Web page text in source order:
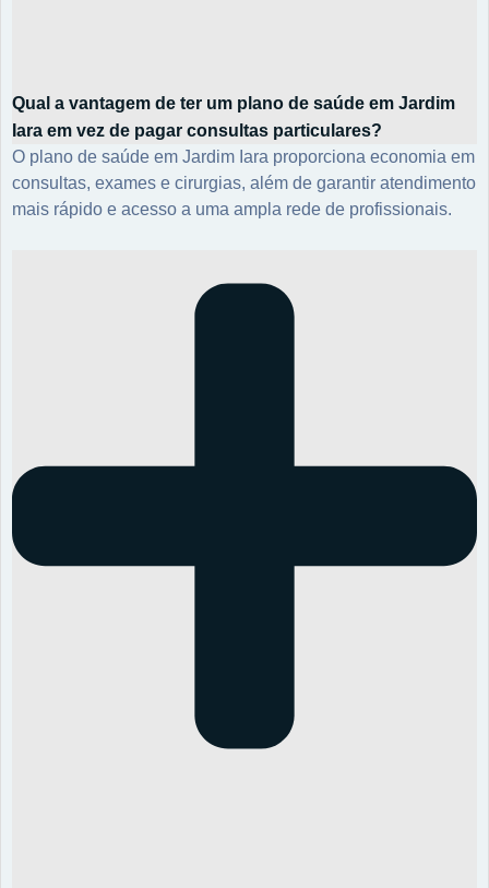
Qual a vantagem de ter um plano de saúde em Jardim
Iara em vez de pagar consultas particulares?
O plano de saúde em Jardim Iara proporciona economia em
consultas, exames e cirurgias, além de garantir atendimento
mais rápido e acesso a uma ampla rede de profissionais.